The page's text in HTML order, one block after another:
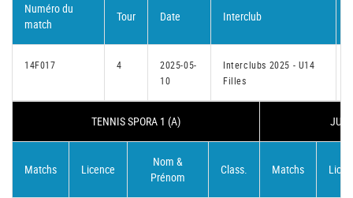
Numéro du
match
Tour Date Interclub
14F017 4
2025-05-
10
Interclubs 2025 - U14
Filles
TENNIS SPORA 1 (A)
Matchs Licence
Nom &
Prénom
Class. Matchs